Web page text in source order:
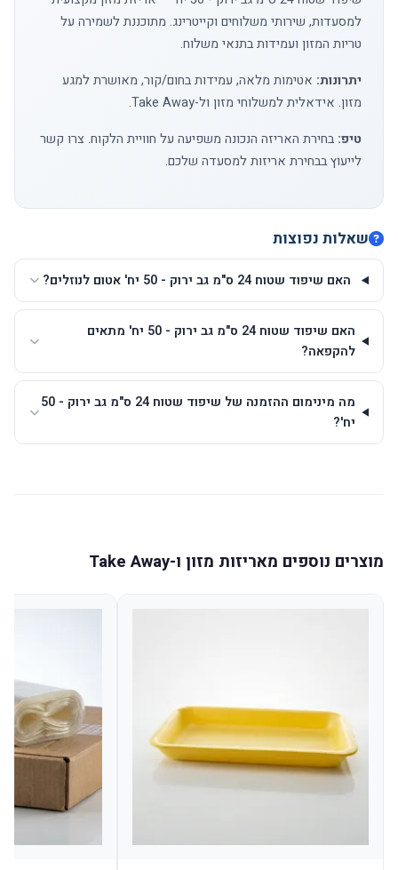
למסעדות, שירותי משלוחים וקייטרינג. מתוכננת לשמירה על
טריות המזון ועמידות בתנאי משלוח.
יתרונות: אטימות מלאה, עמידות בחום/קור, מאושרת למגע
מזון. אידאלית למשלוחי מזון ול-Take Away.
טיפ: בחירת האריזה הנכונה משפיעה על חוויית הלקוח. צרו קשר
לייעוץ בבחירת אריזות למסעדה שלכם.
שאלות נפוצות
האם שיפוד שטוח 24 ס"מ גב ירוק - 50 יח' אטום לנוזלים?
האם שיפוד שטוח 24 ס"מ גב ירוק - 50 יח' מתאים
להקפאה?
מה מינימום ההזמנה של שיפוד שטוח 24 ס"מ גב ירוק - 50
יח'?
מוצרים נוספים מאריזות מזון ו-Take Away